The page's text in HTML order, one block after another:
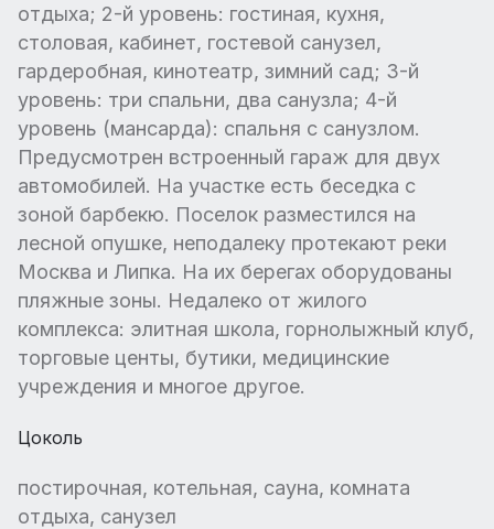
отдыха; 2-й уровень: гостиная, кухня,
столовая, кабинет, гостевой санузел,
гардеробная, кинотеатр, зимний сад; 3-й
уровень: три спальни, два санузла; 4-й
уровень (мансарда): спальня с санузлом.
Предусмотрен встроенный гараж для двух
автомобилей. На участке есть беседка с
зоной барбекю. Поселок разместился на
лесной опушке, неподалеку протекают реки
Москва и Липка. На их берегах оборудованы
пляжные зоны. Недалеко от жилого
комплекса: элитная школа, горнолыжный клуб,
торговые центы, бутики, медицинские
учреждения и многое другое.
Цоколь
постирочная, котельная, сауна, комната
отдыха, санузел